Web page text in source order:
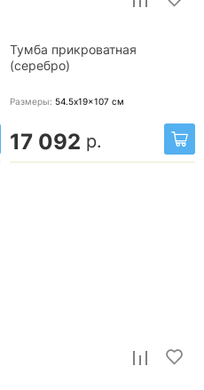
Тумба прикроватная
(серебро)
Размеры: 54.5x19x107 см
17 092 р.